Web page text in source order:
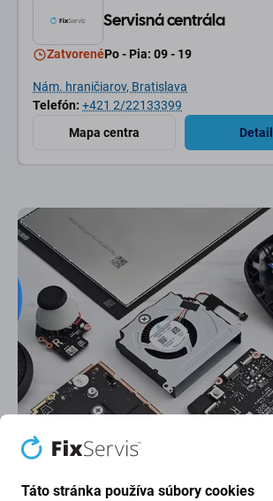
Servisná centrála
Telefón: +421 2/22133399
ZatvorenéPo - Pia: 09 - 19
Nám. hraničiarov, Bratislava
Mapa centra Detail
Najlepšie hodnotený servis
Najlepšie hodnotenie na
Táto stránka používa súbory cookies